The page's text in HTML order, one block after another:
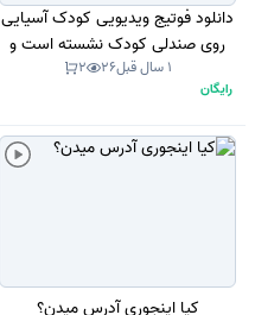
دانلود فوتیج ویدیویی کودک آسیایی
روی صندلی کودک نشسته است و
بازی می کند (استوک فوتیج)
1 سال قبل 26
2
رایگان
کیا اینجوری آدرس میدن؟